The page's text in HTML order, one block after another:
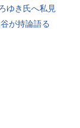
ゆき氏へ私見
が持論語る